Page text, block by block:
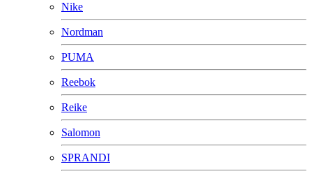
Nike
Nordman
PUMA
Reebok
Reike
Salomon
SPRANDI